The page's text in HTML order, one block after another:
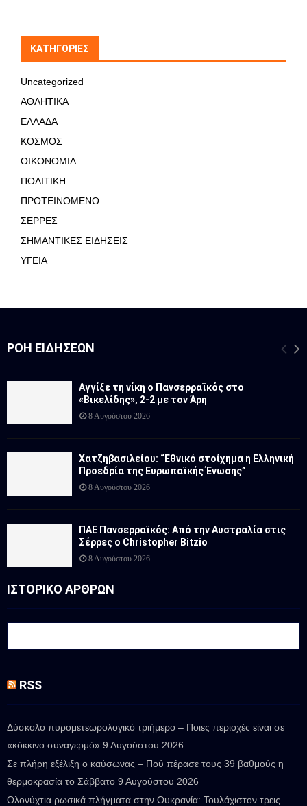
KΑΤΗΓΟΡΊΕΣ
Uncategorized
ΑΘΛΗΤΙΚΑ
ΕΛΛΑΔΑ
ΚΟΣΜΟΣ
ΟΙΚΟΝΟΜΙΑ
ΠΟΛΙΤΙΚΗ
ΠΡΟΤΕΙΝΟΜΕΝΟ
ΣΕΡΡΕΣ
ΣΗΜΑΝΤΙΚΕΣ ΕΙΔΗΣΕΙΣ
ΥΓΕΙΑ
ΡΟΉ ΕΙΔΉΣΕΩΝ
Αγγίξε τη νίκη ο Πανσερραϊκός στο
«Βικελίδης», 2-2 με τον Άρη
8 Αυγούστου 2026
Χατζηβασιλείου: “Εθνικό στοίχημα η Ελληνική
Προεδρία της Ευρωπαϊκής Ένωσης”
8 Αυγούστου 2026
ΠΑΕ Πανσερραϊκός: Από την Αυστραλία στις
Σέρρες ο Christopher Bitzio
8 Αυγούστου 2026
ΙΣΤΟΡΙΚΟ ΑΡΘΡΩΝ
RSS
Δύσκολο πυρομετεωρολογικό τριήμερο – Ποιες περιοχές είναι σε
«κόκκινο συναγερμό» 9 Αυγούστου 2026
Σε πλήρη εξέλιξη ο καύσωνας – Πού πέρασε τους 39 βαθμούς η
θερμοκρασία το Σάββατο 9 Αυγούστου 2026
Ολονύχτια ρωσικά πλήγματα στην Ουκρανία: Τουλάχιστον τρεις